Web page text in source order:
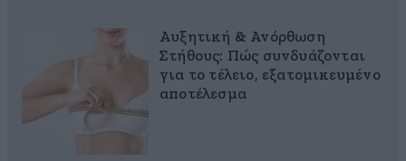
Αυξητική & Ανόρθωση
Στήθους: Πώς συνδυάζονται
για το τέλειο, εξατομικευμένο
αποτέλεσμα